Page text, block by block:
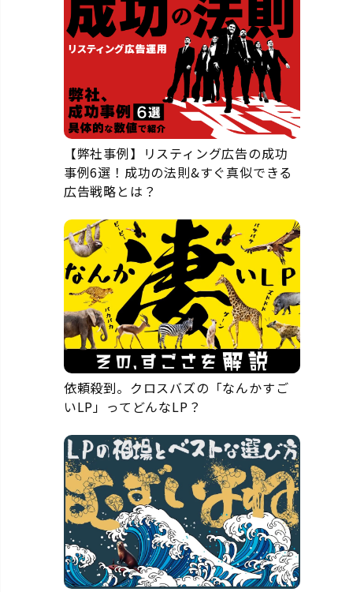
【弊社事例】リスティング広告の成功
事例6選！成功の法則&すぐ真似できる
広告戦略とは？
依頼殺到。クロスバズの「なんかすご
いLP」ってどんなLP？